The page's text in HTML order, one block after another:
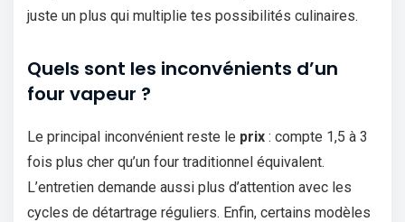
juste un plus qui multiplie tes possibilités culinaires.
Quels sont les inconvénients d’un
four vapeur ?
Le principal inconvénient reste le prix : compte 1,5 à 3
fois plus cher qu’un four traditionnel équivalent.
L’entretien demande aussi plus d’attention avec les
cycles de détartrage réguliers. Enfin, certains modèles